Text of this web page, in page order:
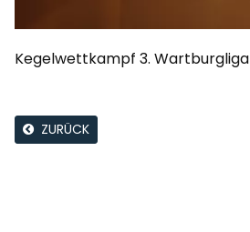
Kegelwettkampf 3. Wartburgliga
ZURÜCK